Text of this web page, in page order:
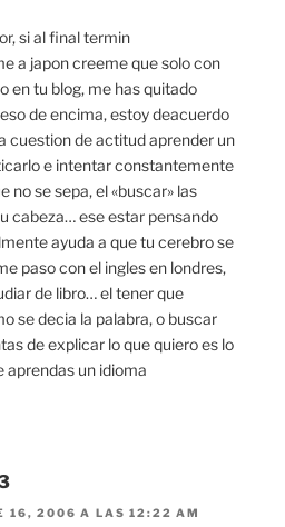
si al final termin
a japon creeme que solo con
en tu blog, me has quitado
de encima, estoy deacuerdo
cuestion de actitud aprender un
e intentar constantemente
no se sepa, el «buscar» las
cabeza… ese estar pensando
ayuda a que tu cerebro se
paso con el ingles en londres,
de libro… el tener que
se decia la palabra, o buscar
de explicar lo que quiero es lo
aprendas un idioma
16, 2006 A LAS 12:22 AM